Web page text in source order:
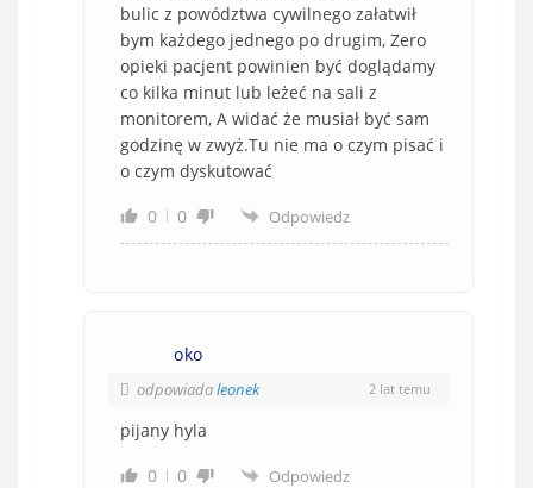
bulic z powództwa cywilnego załatwił
bym każdego jednego po drugim, Zero
opieki pacjent powinien być doglądamy
co kilka minut lub leżeć na sali z
monitorem, A widać że musiał być sam
godzinę w zwyż.Tu nie ma o czym pisać i
o czym dyskutować
0
0 Odpowiedz
oko
odpowiadaleonek 2 lat temu
pijany hyla
0
0 Odpowiedz